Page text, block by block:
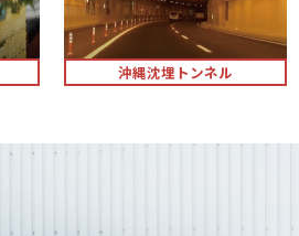
沖縄沈埋トンネル